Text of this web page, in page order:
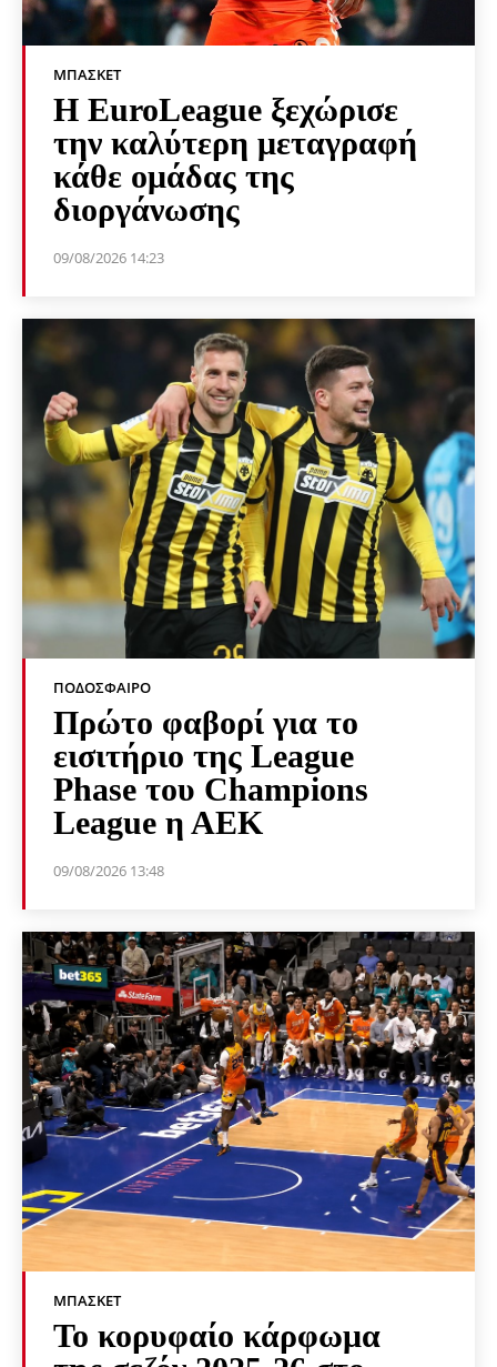
ΜΠΆΣΚΕΤ
Η EuroLeague ξεχώρισε
την καλύτερη μεταγραφή
κάθε ομάδας της
διοργάνωσης
09/08/2026 14:23
ΠΟΔΌΣΦΑΙΡΟ
Πρώτο φαβορί για το
εισιτήριο της League
Phase του Champions
League η ΑΕΚ
09/08/2026 13:48
ΜΠΆΣΚΕΤ
Το κορυφαίο κάρφωμα